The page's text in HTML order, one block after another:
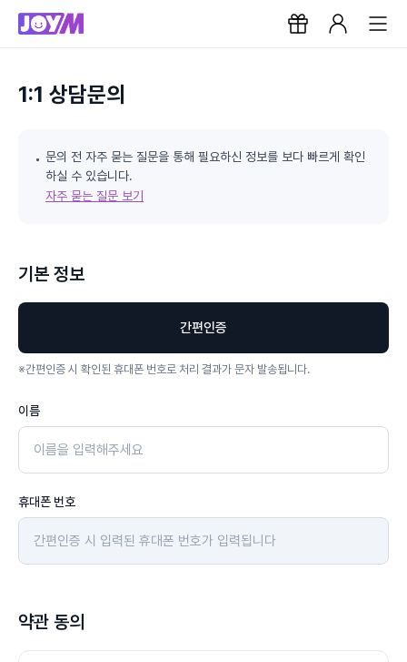
1:1 상담문의
문의 전 자주 묻는 질문을 통해 필요하신 정보를 보다 빠르게 확인
하실 수 있습니다.
자주 묻는 질문 보기
기본 정보
간편인증
※간편인증 시 확인된 휴대폰 번호로 처리 결과가 문자 발송됩니다.
이름
휴대폰 번호
약관 동의